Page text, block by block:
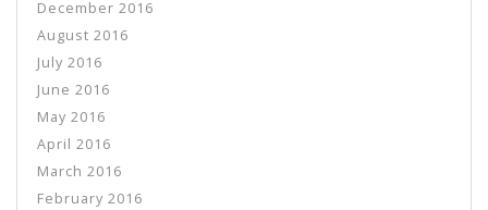
December 2016
August 2016
July 2016
June 2016
May 2016
April 2016
March 2016
February 2016